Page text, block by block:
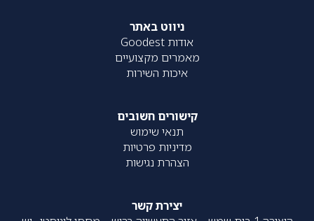
ניווט באתר
אודות Goodest
מאמרים מקצועיים
איכות השירות
קישורים חשובים
תנאי שימוש
מדיניות פרטיות
הצהרת נגישות
יצירת קשר